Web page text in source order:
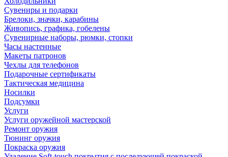
Сувениры и подарки
Брелоки, значки, карабины
Живопись, графика, гобелены
Сувенирные наборы, рюмки, стопки
Часы настенные
Макеты патронов
Чехлы для телефонов
Подарочные сертификаты
Тактическая медицина
Носилки
Подсумки
Услуги
Услуги оружейной мастерской
Ремонт оружия
Тюнинг оружия
Покраска оружия